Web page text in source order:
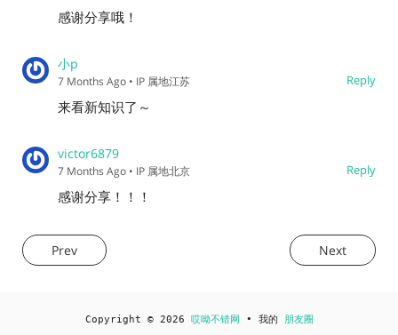
感谢分享哦！
小p
Reply
7 Months Ago • IP 属地江苏
来看新知识了～
victor6879
Reply
7 Months Ago • IP 属地北京
感谢分享！！！
Prev Next
Copyright © 2026 哎呦不错网 • 我的 朋友圈